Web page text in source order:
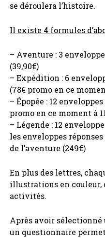
se déroulera l’histoire.
Il existe 4 formules
– Aventure : 3
(39,90€)
– Expédition : 6
(78€ promo en ce
– Épopée : 12
promo en ce moment à
– Légende : 12
les enveloppes
de l’aventure (249€)
En plus des lettres,
illustrations en couleur,
activités.
Après avoir
un questionnaire